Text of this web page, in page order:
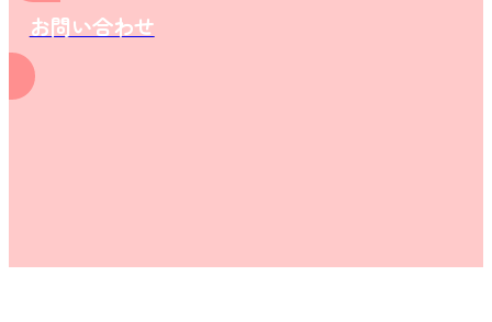
お問い合わせ